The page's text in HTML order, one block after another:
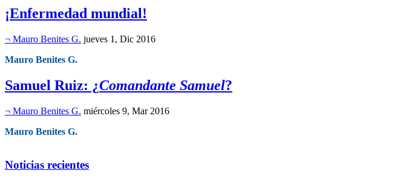
¡Enfermedad mundial!
¬ Mauro Benites G. jueves 1, Dic 2016
Mauro Benites G.
Samuel Ruiz: ¿Comandante Samuel?
¬ Mauro Benites G. miércoles 9, Mar 2016
Mauro Benites G.
Noticias recientes